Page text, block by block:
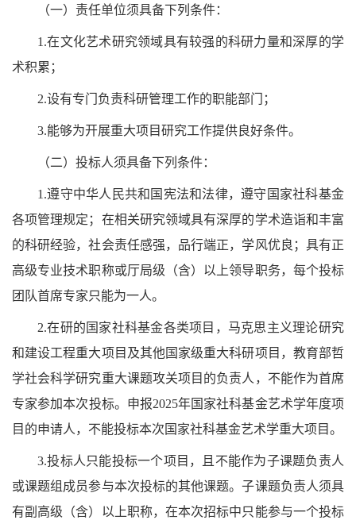
（一）责任单位须具备下列条件：
1.在文化艺术研究领域具有较强的科研力量和深厚的学
术积累；
2.设有专门负责科研管理工作的职能部门；
3.能够为开展重大项目研究工作提供良好条件。
（二）投标人须具备下列条件：
1.遵守中华人民共和国宪法和法律，遵守国家社科基金
各项管理规定；在相关研究领域具有深厚的学术造诣和丰富
的科研经验，社会责任感强，品行端正，学风优良；具有正
高级专业技术职称或厅局级（含）以上领导职务，每个投标
团队首席专家只能为一人。
2.在研的国家社科基金各类项目，马克思主义理论研究
和建设工程重大项目及其他国家级重大科研项目，教育部哲
学社会科学研究重大课题攻关项目的负责人，不能作为首席
专家参加本次投标。申报2025年国家社科基金艺术学年度项
目的申请人，不能投标本次国家社科基金艺术学重大项目。
3.投标人只能投标一个项目，且不能作为子课题负责人
或课题组成员参与本次投标的其他课题。子课题负责人须具
有副高级（含）以上职称，在本次招标中只能参与一个投标